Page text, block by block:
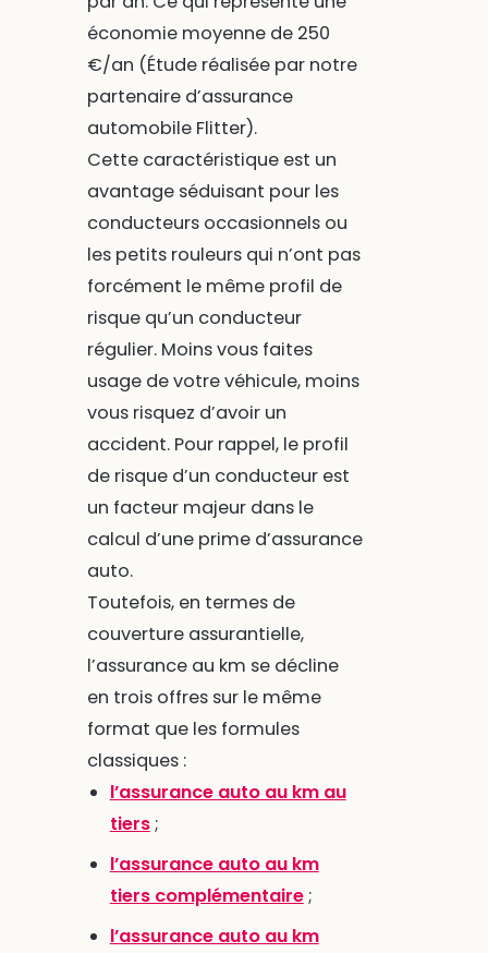
économie moyenne de 250
€/an (Étude réalisée par notre
partenaire d’assurance
automobile Flitter).
Cette caractéristique est un
avantage séduisant pour les
conducteurs occasionnels ou
les petits rouleurs qui n’ont pas
forcément le même profil de
risque qu’un conducteur
régulier. Moins vous faites
usage de votre véhicule, moins
vous risquez d’avoir un
accident. Pour rappel, le profil
de risque d’un conducteur est
un facteur majeur dans le
calcul d’une prime d’assurance
auto.
Toutefois, en termes de
couverture assurantielle,
l’assurance au km se décline
en trois offres sur le même
format que les formules
classiques :
l’assurance auto au km au
tiers;
l’assurance auto au km
tiers complémentaire;
l’assurance auto au km